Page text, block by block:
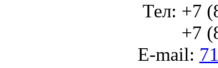
Тел: +7
+7
E-mail: